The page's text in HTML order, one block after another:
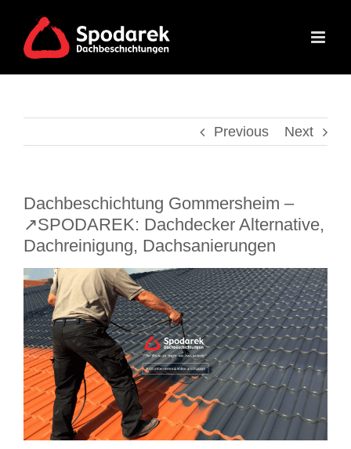
content
Previous Next
Dachbeschichtung Gommersheim –
↗️SPODAREK: Dachdecker Alternative,
Dachreinigung, Dachsanierungen